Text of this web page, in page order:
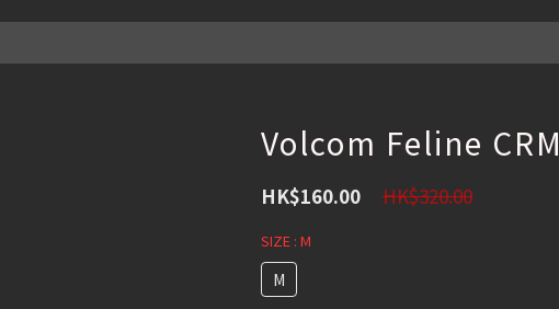
Volcom Feline CRM
HK$320.00
HK$160.00
SIZE : M
M